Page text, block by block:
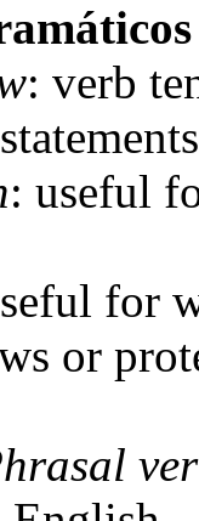
: verb
: useful
for
or